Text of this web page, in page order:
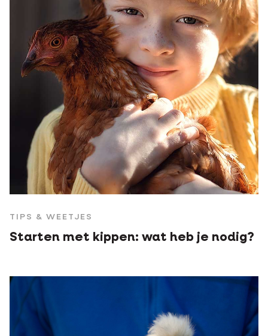
TIPS & WEETJES
Starten met kippen: wat heb je nodig?